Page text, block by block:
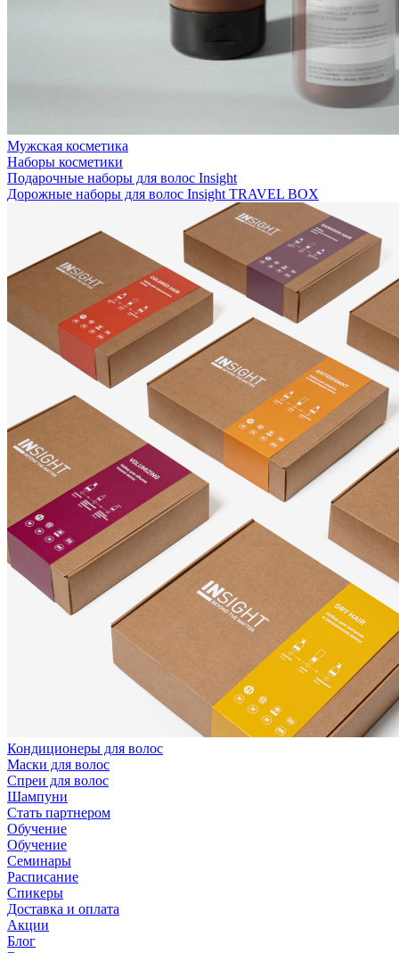
Мужская косметика
Наборы косметики
Подарочные наборы для волос Insight
Дорожные наборы для волос Insight TRAVEL BOX
Кондиционеры для волос
Маски для волос
Спреи для волос
Шампуни
Стать партнером
Обучение
Обучение
Семинары
Расписание
Спикеры
Доставка и оплата
Акции
Блог